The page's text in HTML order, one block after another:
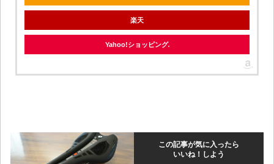
楽天
Yahoo!ショッピング
この記事が気に入ったら
いいね！しよう